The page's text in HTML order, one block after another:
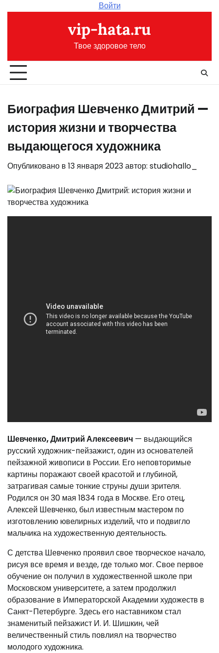
Войти
vip-hata.ru
Твое здоровое тело
Биография Шевченко Дмитрий —
история жизни и творчества
выдающегося художника
Опубликовано в 13 января 2023автор: studiohallo_
Шевченко, Дмитрий Алексеевич — выдающийся
русский художник-пейзажист, один из основателей
пейзажной живописи в России. Его неповторимые
картины поражают своей красотой и глубиной,
затрагивая самые тонкие струны души зрителя.
Родился он 30 мая 1834 года в Москве. Его отец,
Алексей Шевченко, был известным мастером по
изготовлению ювелирных изделий, что и подвигло
мальчика на художественную деятельность.
С детства Шевченко проявил свое творческое начало,
рисуя все время и везде, где только мог. Свое первое
обучение он получил в художественной школе при
Московском университете, а затем продолжил
образование в Императорской Академии художеств в
Санкт-Петербурге. Здесь его наставником стал
знаменитый пейзажист И. И. Шишкин, чей
величественный стиль повлиял на творчество
молодого художника.